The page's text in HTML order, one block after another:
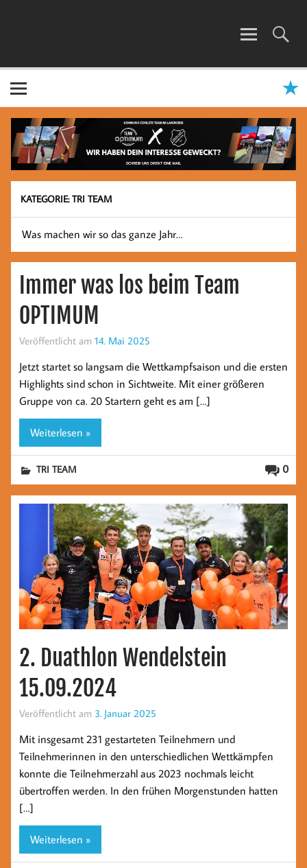
KATEGORIE:TRI TEAM
Was machen wir so das ganze Jahr…
Immer was los beim Team
OPTIMUM
Veröffentlicht am 14. Mai 2025
Jetzt startet so langsam die Wettkampfsaison und die ersten
Highlights sind schon in Sichtweite. Mit einer größeren
Gruppe von ca. 20 Startern geht es am […]
Weiterlesen »
0
TRI TEAM
2. Duathlon Wendelstein
15.09.2024
Veröffentlicht am 3. Januar 2025
Mit insgesamt 231 gestarteten Teilnehmern und
Teilnehmerinnen in den unterschiedlichen Wettkämpfen
konnte die Teilnehmerzahl aus 2023 nochmals leicht
übertroffen werden. In den frühen Morgenstunden hatten
[…]
Weiterlesen »